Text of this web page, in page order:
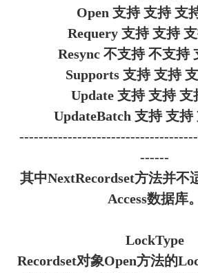
Open 支持 支持 支
Requery 支持 支持
Resync 不支持 不支持
Supports 支持 支持
Update 支持 支持 支
UpdateBatch 支持 支持
------
其中NextRecordset方法并不
Access数据库。
LockType
Recordset对象Open方法的